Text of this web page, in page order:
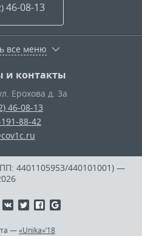
) 46-08-13
все меню
и контакты
Ерохова д. 3а
46-08-13
88-42
4401105953/440101001) —
—«Unika»’18